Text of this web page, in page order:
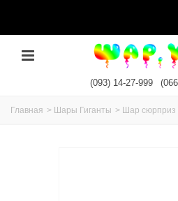
(093) 14-27-999
Главная > Шары Гиганты > Шар